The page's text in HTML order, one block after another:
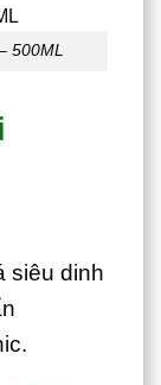
500ML
siêu dinh